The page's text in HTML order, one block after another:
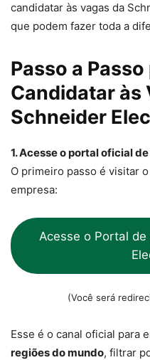
candidatar às vagas da
que podem fazer toda a
Passo a
Candidatar às
Schneider
1. Acesse o portal oficial
O primeiro passo é visitar
empresa:
Acesse o Portal
(Você será
Esse é o canal oficial para
regiões do mundo, filtrar